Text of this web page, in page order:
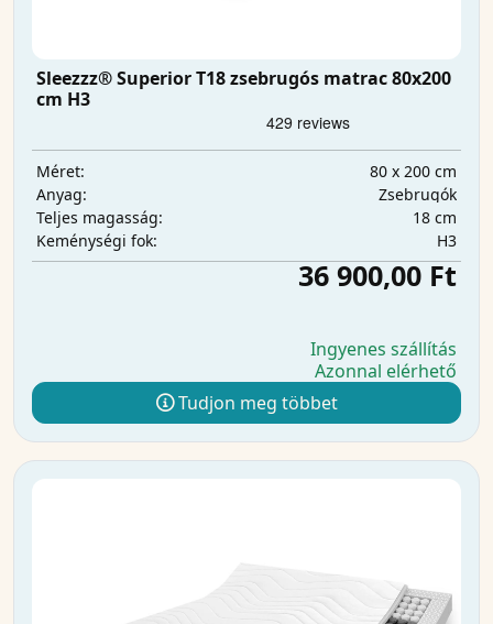
Sleezzz® Superior T18 zsebrugós matrac 80x200
cm H3
Méret:
80 x 200 cm
Anyag:
Zsebrugók
Teljes magasság:
18 cm
Keménységi fok:
H3
36 900,00 Ft
Ingyenes szállítás
Azonnal elérhető
Tudjon meg többet